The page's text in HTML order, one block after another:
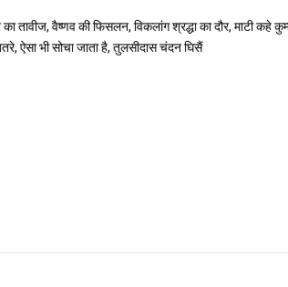
तावीज, वैष्णव की फिसलन, विकलांग श्रद्धा का दौर, माटी कहे
ऐसा भी सोचा जाता है, तुलसीदास चंदन घिसैं